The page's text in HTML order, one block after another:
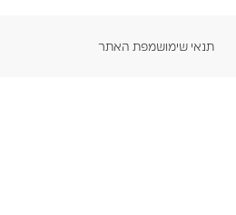
תנאי שימושמפת האתר